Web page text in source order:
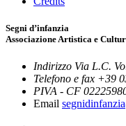
Segni d’infanzia
Associazione Artistica e
Indirizzo Via L.C.
Telefono e fax +39
PIVA - CF
Email